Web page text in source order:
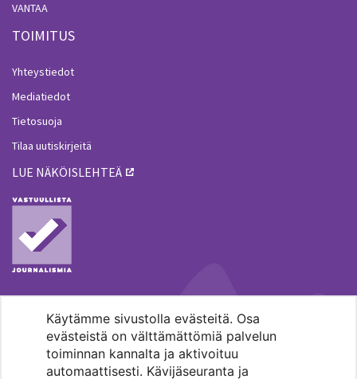
Käytämme sivustolla evästeitä. Osa
evästeistä on välttämättömiä palvelun
toiminnan kannalta ja aktivoituu
automaattisesti. Kävijäseuranta ja
VANTAA
TOIMITUS
Yhteystiedot
Mediatiedot
Tietosuoja
Tilaa uutiskirjeitä
LUE NÄKÖISLEHTEÄ
MENOHAKU